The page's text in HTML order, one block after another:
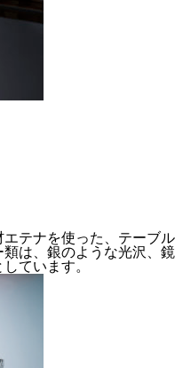
テナを使った、テーブル
は、銀のような光沢、鏡
ています。